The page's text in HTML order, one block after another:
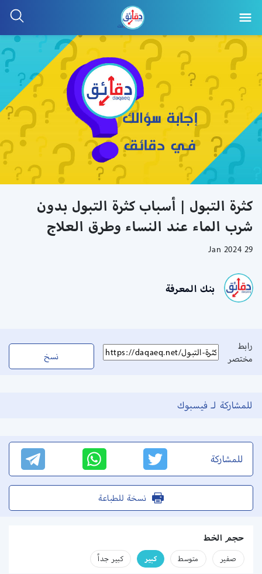
كثرة التبول | أسباب كثرة التبول بدون
شرب الماء عند النساء وطرق العلاج
29 Jan 2024
بنك المعرفة
رابط
مختصر
نسخ
للمشاركة لـ فيسبوك
للمشاركة
نسخة للطباعة
حجم الخط
صفير متوسط كبير كبير جداً